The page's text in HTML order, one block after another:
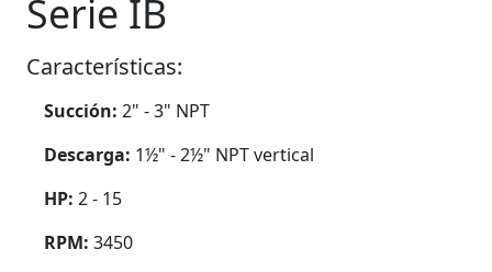
Serie IB
Características:
Succión: 2" - 3" NPT
Descarga: 1½" - 2½" NPT vertical
HP: 2 - 15
RPM: 3450